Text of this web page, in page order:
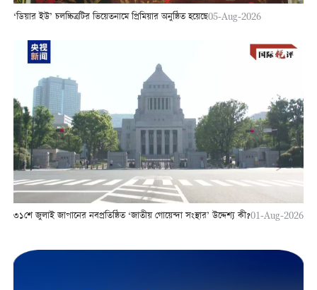
‘ডিয়ার ইউ’ চলচ্চিত্রটির ভিয়েতনামে প্রিমিয়ার অনুষ্ঠিত হয়েছে05-Aug-2026
৩১শে জুলাই জাপানের নবপ্রতিষ্ঠিত ‘জাতীয় গোয়েন্দা সংস্থার’ উদ্দেশ্য কী?01-Aug-2026